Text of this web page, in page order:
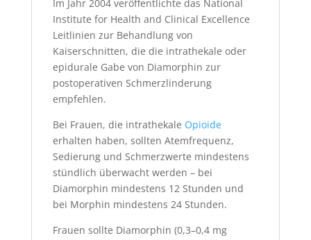
Im Jahr 2004 veröffentlichte das National
Institute for Health and Clinical Excellence
Leitlinien zur Behandlung von
Kaiserschnitten, die die intrathekale oder
epidurale Gabe von Diamorphin zur
postoperativen Schmerzlinderung
empfehlen.
Bei Frauen, die intrathekale Opioide
erhalten haben, sollten Atemfrequenz,
Sedierung und Schmerzwerte mindestens
stündlich überwacht werden – bei
Diamorphin mindestens 12 Stunden und
bei Morphin mindestens 24 Stunden.
Frauen sollte Diamorphin (0,3–0,4 mg